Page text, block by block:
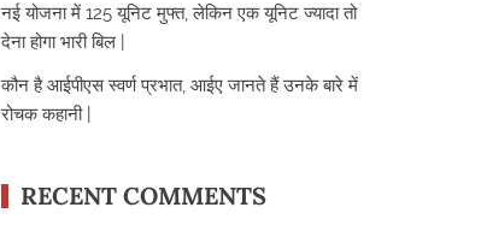
नई योजना में 125 यूनिट मुफ्त, लेकिन एक यूनिट ज्यादा तो
देना होगा भारी बिल |
कौन है आईपीएस स्वर्ण प्रभात, आईए जानते हैं उनके बारे में
रोचक कहानी |
RECENT COMMENTS